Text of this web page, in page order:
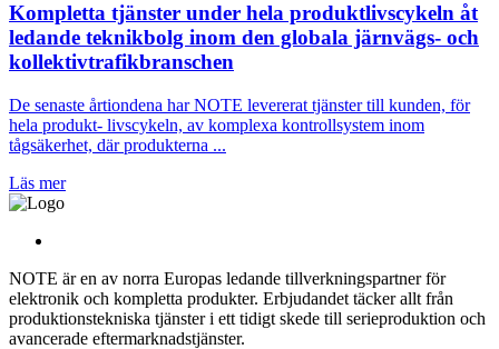
Kompletta tjänster under hela produktlivscykeln åt
ledande teknikbolg inom den globala järnvägs- och
kollektivtrafikbranschen
De senaste årtiondena har NOTE levererat tjänster till kunden, för
hela produkt- livscykeln, av komplexa kontrollsystem inom
tågsäkerhet, där produkterna ...
Läs mer
NOTE är en av norra Europas ledande tillverkningspartner för
elektronik och kompletta produkter. Erbjudandet täcker allt från
produktionstekniska tjänster i ett tidigt skede till serieproduktion och
avancerade eftermarknadstjänster.